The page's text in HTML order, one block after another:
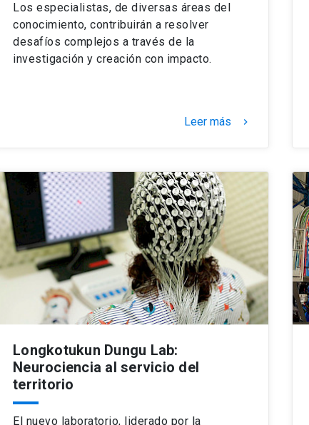
Los especialistas, de diversas áreas del
conocimiento, contribuirán a resolver
desafíos complejos a través de la
investigación y creación con impacto.
Leer más keyboard_arrow_right
Longkotukun Dungu Lab:
Neurociencia al servicio del
territorio
El nuevo laboratorio, liderado por la